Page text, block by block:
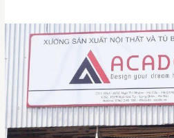
Cơ sở 01:M43 khu đấu
Hà Cầu, Hà
Cơ sở 02:1029 Ngô
Nội
Xưởng sản xuất:Phú